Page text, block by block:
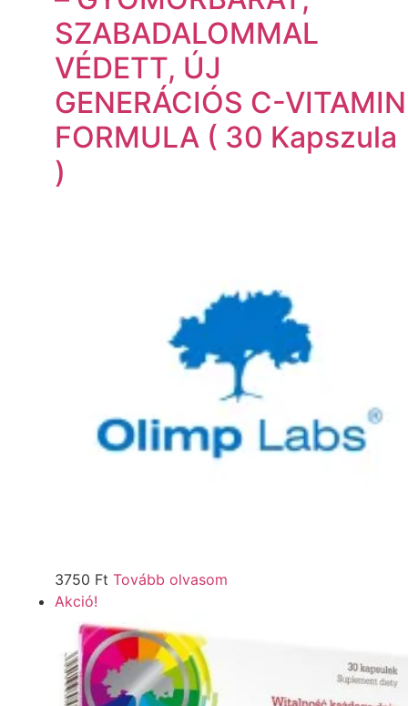
SZABADALOMMAL
VÉDETT, ÚJ
GENERÁCIÓS C-VITAMIN
FORMULA ( 30 Kapszula
)
3750 Ft Tovább olvasom
Akció!